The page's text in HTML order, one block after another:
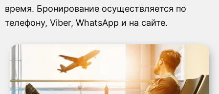
время. Бронирование осуществляется по
телефону, Viber, WhatsApp и на сайте.